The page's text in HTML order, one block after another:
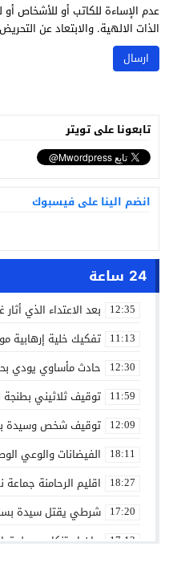
عدم الإساءة للكاتب أو للأشخاص
الذات الالهية. والابتعاد عن
تابعونا على تويتر
انضم الينا على فيسبوك
24 ساعة
12:35 بعد الاعتداء الذي
11:13 تفكيك خلية إرهابية
12:30 حادث مأساوي يودي
11:59 توقيف ثلاثيني
12:09 توقيف شخص وسيدة
18:11 الفيضانات والوعي
18:27 اقليم الرحامنة
17:20 شرطي يقتل سيدة
17:13 بيان استنكاري